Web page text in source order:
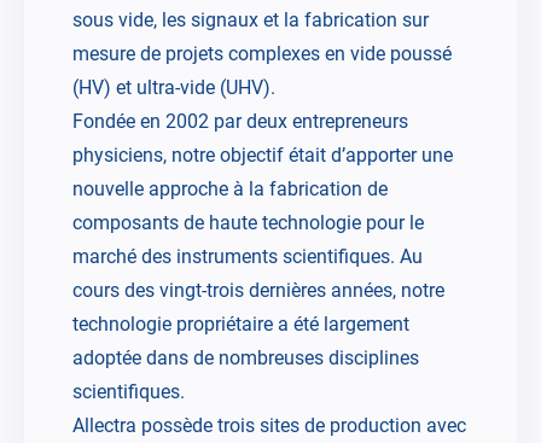
sous vide, les signaux et la fabrication sur
mesure de projets complexes en vide poussé
(HV) et ultra-vide (UHV).
Fondée en 2002 par deux entrepreneurs
physiciens, notre objectif était d’apporter une
nouvelle approche à la fabrication de
composants de haute technologie pour le
marché des instruments scientifiques. Au
cours des vingt-trois dernières années, notre
technologie propriétaire a été largement
adoptée dans de nombreuses disciplines
scientifiques.
Allectra possède trois sites de production avec